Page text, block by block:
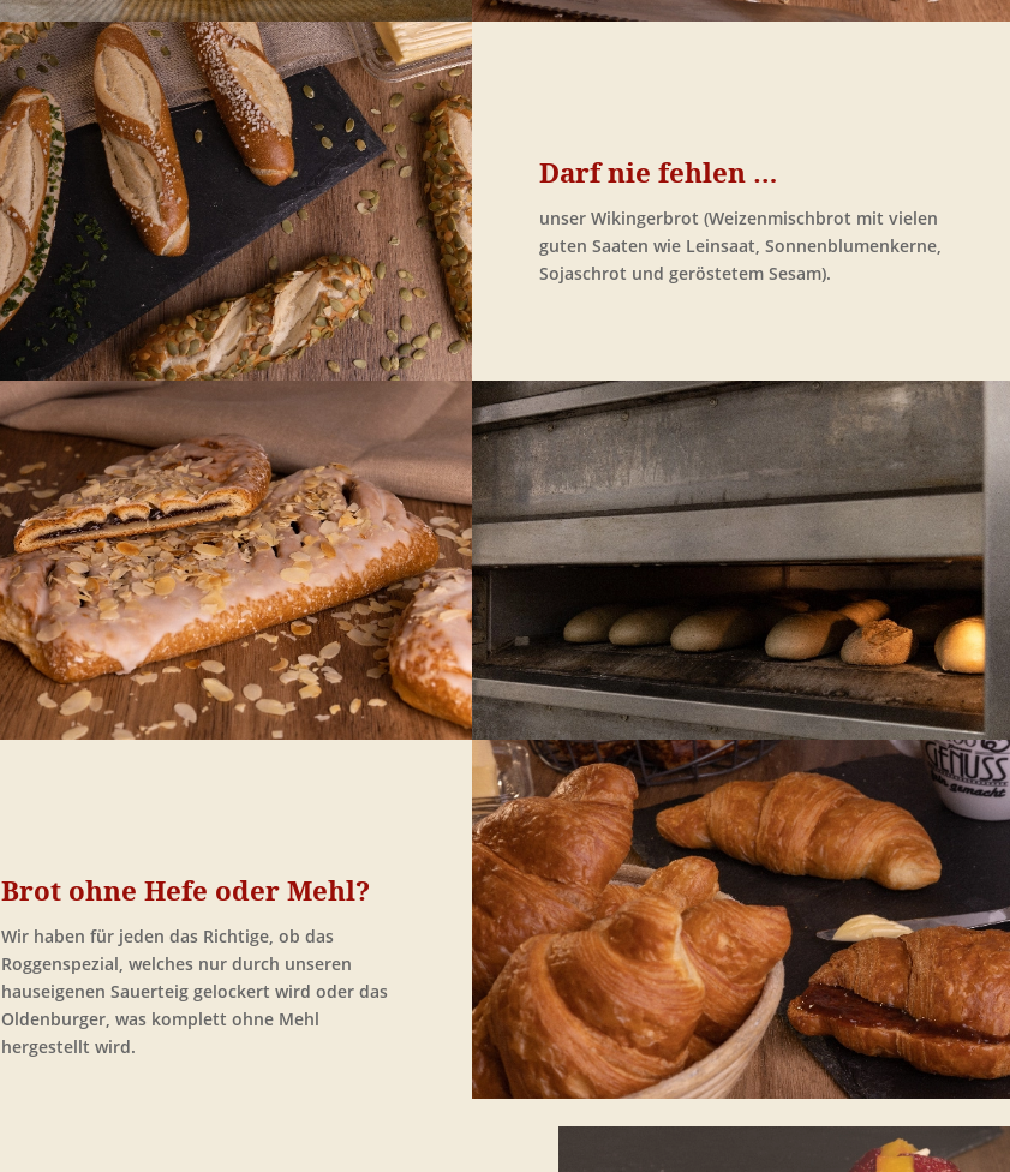
Darf nie fehlen …
unser Wikingerbrot (Weizenmischbrot mit vielen
guten Saaten wie Leinsaat, Sonnenblumenkerne,
Sojaschrot und geröstetem Sesam).
Brot ohne Hefe oder Mehl?
Wir haben für jeden das Richtige, ob das
Roggenspezial, welches nur durch unseren
hauseigenen Sauerteig gelockert wird oder das
Oldenburger, was komplett ohne Mehl
hergestellt wird.